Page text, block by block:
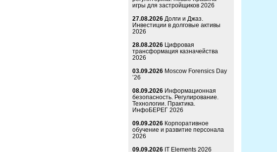
игры для застройщиков 2026
27.08.2026 Долги и Джаз.
Инвестиции в долговые активы
2026
28.08.2026 Цифровая
трансформация казначейства
2026
03.09.2026 Moscow Forensics Day
’26
08.09.2026 Информационная
безопасность. Регулирование.
Технологии. Практика.
ИнфоБЕРЕГ 2026
09.09.2026 Корпоративное
обучение и развитие персонала
2026
09.09.2026 IT Elements 2026